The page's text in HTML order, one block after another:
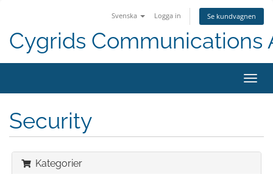
Svenska Logga in Se kundvagnen
Cygrids Communications
Växla
Security
Kategorier